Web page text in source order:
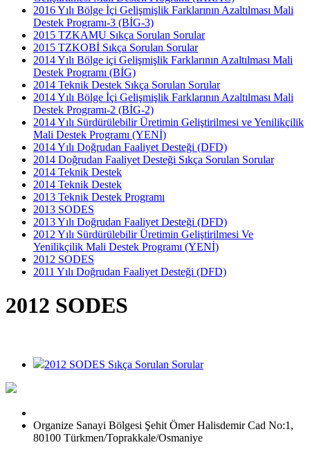
2016 Yılı Bölge İçi Gelişmişlik Farklarının Azaltılması Mali
Destek Programı-3 (BİG-3)
2015 TZKAMU Sıkça Sorulan Sorular
2015 TZKOBİ Sıkça Sorulan Sorular
2014 Yılı Bölge içi Gelişmişlik Farklarının Azaltılması Mali
Destek Programı (BİG)
2014 Teknik Destek Sıkça Sorulan Sorular
2014 Yılı Bölge İçi Gelişmişlik Farklarının Azaltılması Mali
Destek Programı-2 (BİG-2)
2014 Yılı Sürdürülebilir Üretimin Geliştirilmesi ve Yenilikçilik
Mali Destek Programı (YENİ)
2014 Yılı Doğrudan Faaliyet Desteği (DFD)
2014 Doğrudan Faaliyet Desteği Sıkça Sorulan Sorular
2014 Teknik Destek
2014 Teknik Destek
2013 Teknik Destek Programı
2013 SODES
2013 Yılı Doğrudan Faaliyet Desteği (DFD)
2012 Yılı Sürdürülebilir Üretimin Geliştirilmesi Ve
Yenilikçilik Mali Destek Programı (YENİ)
2012 SODES
2011 Yılı Doğrudan Faaliyet Desteği (DFD)
2012 SODES
2012 SODES Sıkça Sorulan Sorular
Organize Sanayi Bölgesi Şehit Ömer Halisdemir Cad No:1,
80100 Türkmen/Toprakkale/Osmaniye